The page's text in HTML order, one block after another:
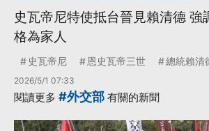
史瓦帝尼特使抵台晉見賴清德 強
格為家人
史瓦帝尼 恩史瓦帝三世 總統賴清
2026/5/1 07:33
閱讀更多 #外交部 有關的新聞